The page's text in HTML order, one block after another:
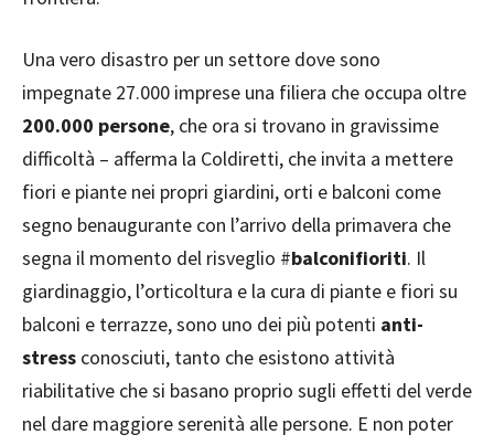
Una vero disastro per un settore dove sono
impegnate 27.000 imprese una filiera che occupa oltre
200.000 persone, che ora si trovano in gravissime
difficoltà – afferma la Coldiretti, che invita a mettere
fiori e piante nei propri giardini, orti e balconi come
segno benaugurante con l’arrivo della primavera che
segna il momento del risveglio #balconifioriti. Il
giardinaggio, l’orticoltura e la cura di piante e fiori su
balconi e terrazze, sono uno dei più potenti anti-
stress conosciuti, tanto che esistono attività
riabilitative che si basano proprio sugli effetti del verde
nel dare maggiore serenità alle persone. E non poter